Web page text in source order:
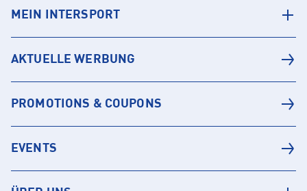
MEIN INTERSPORT
AKTUELLE WERBUNG
PROMOTIONS & COUPONS
EVENTS